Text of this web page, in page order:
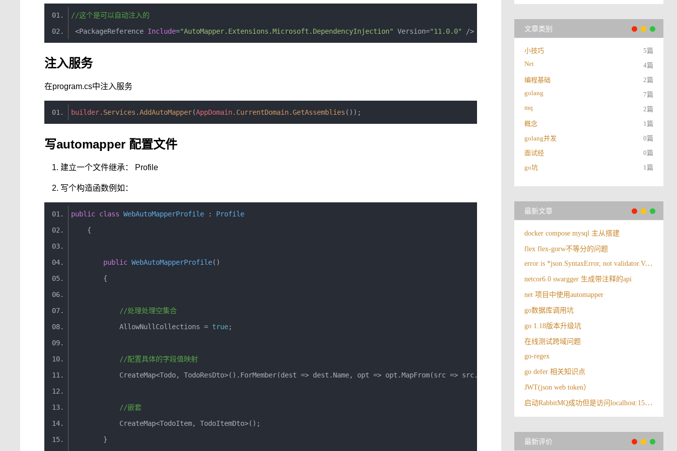
//这个是可以自动注入的
<PackageReference Include="AutoMapper.Extensions.Microsoft.DependencyInjection" Version="11.0.0" />
注入服务
在program.cs中注入服务
builder. Services .AddAutoMapper(AppDomain. CurrentDomain.GetAssemblies ());
写automapper 配置文件
建立一个文件继承： Profile
写个构造函数例如：
public class WebAutoMapperProfile :
Profile
{
public WebAutoMapperProfile( )
{
//处理处理空集合
AllowNullCollections = true;
//配置具体的字段值映射
CreateMap<Todo, TodoResDto>(). ForMember(dest => dest . Name, opt => opt .MapFrom(src => src.
//嵌套
CreateMap<TodoItem, TodoItemDto>();
}
文章类别
小技巧
5篇
Net
4篇
编程基础
2篇
golang
7篇
mq
2篇
概念
1篇
golang并发
0篇
面试经
0篇
go坑
1篇
最新文章
docker compose mysql 主从搭建
flex flex-gorw不等分的问题
error is *json.SyntaxError, not validator.ValidationErrors
netcor6.0 swargger 生成带注释的api
net 项目中使用automapper
go数据库调用坑
go 1.18版本升级坑
在线测试跨域问题
go-regex
go defer 相关知识点
JWT(json web token）
启动RabbitMQ成功但是访问localhost:15672无法访问
最新评价